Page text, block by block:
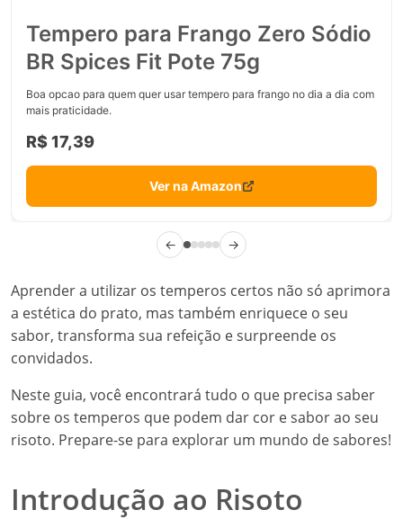
Tempero para Frango Zero Sódio
BR Spices Fit Pote 75g
Boa opcao para quem quer usar tempero para frango no dia a dia com
mais praticidade.
R$ 17,39
Ver na Amazon
← →
Aprender a utilizar os temperos certos não só aprimora
a estética do prato, mas também enriquece o seu
sabor, transforma sua refeição e surpreende os
convidados.
Neste guia, você encontrará tudo o que precisa saber
sobre os temperos que podem dar cor e sabor ao seu
risoto. Prepare-se para explorar um mundo de sabores!
Introdução ao Risoto